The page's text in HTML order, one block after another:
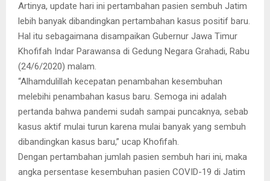
Artinya, update hari ini pertambahan pasien sembuh Jatim
lebih banyak dibandingkan pertambahan kasus positif baru.
Hal itu sebagaimana disampaikan Gubernur Jawa Timur
Khofifah Indar Parawansa di Gedung Negara Grahadi, Rabu
(24/6/2020) malam.
“Alhamdulillah kecepatan penambahan kesembuhan
melebihi penambahan kasus baru. Semoga ini adalah
pertanda bahwa pandemi sudah sampai puncaknya, sebab
kasus aktif mulai turun karena mulai banyak yang sembuh
dibandingkan kasus baru,” ucap Khofifah.
Dengan pertambahan jumlah pasien sembuh hari ini, maka
angka persentase kesembuhan pasien COVID-19 di Jatim